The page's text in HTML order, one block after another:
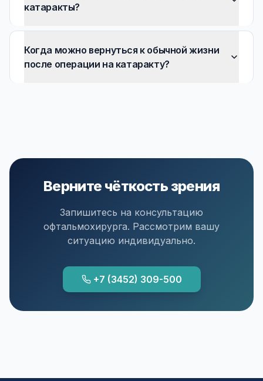
катаракты?
Когда можно вернуться к обычной жизни
после операции на катаракту?
Верните чёткость зрения
Запишитесь на консультацию
офтальмохирурга. Рассмотрим вашу
ситуацию индивидуально.
+7 (3452) 309-500